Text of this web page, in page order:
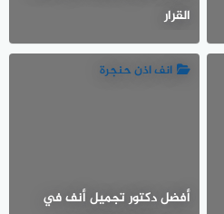
القرار
انف اذن حنجرة
أفضل دكتور تجميل أنف في